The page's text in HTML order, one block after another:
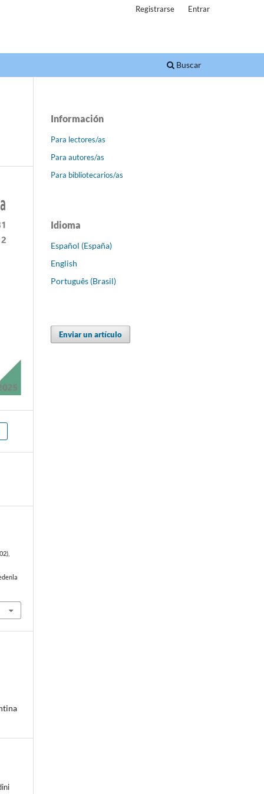
Buscar
Registrarse Entrar
Información
Para lectores/as
Para autores/as
Para bibliotecarios/as
Idioma
Español (España)
English
Português (Brasil)
Enviar un artículo